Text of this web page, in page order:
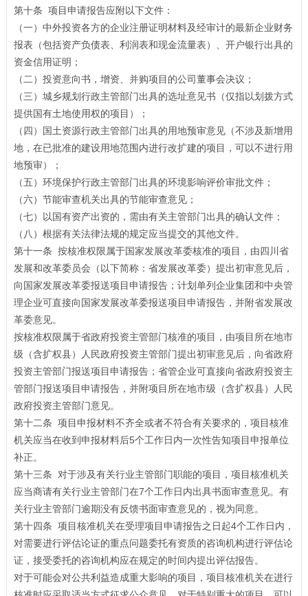
第十条 项目申请报告应附以下文件：
（一）中外投资各方的企业注册证明材料及经审计的最新企业财务
报表（包括资产负债表、利润表和现金流量表）、开户银行出具的
资金信用证明；
（二）投资意向书，增资、并购项目的公司董事会决议；
（三）城乡规划行政主管部门出具的选址意见书（仅指以划拨方式
提供国有土地使用权的项目）；
（四）国土资源行政主管部门出具的用地预审意见（不涉及新增用
地，在已批准的建设用地范围内进行改扩建的项目，可以不进行用
地预审）；
（五）环境保护行政主管部门出具的环境影响评价审批文件；
（六）节能审查机关出具的节能审查意见；
（七）以国有资产出资的，需由有关主管部门出具的确认文件；
（八）根据有关法律法规的规定应当提交的其他文件。
第十一条 按核准权限属于国家发展改革委核准的项目，由四川省
发展和改革委员会（以下简称：省发展改革委）提出初审意见后，
向国家发展改革委报送项目申请报告；计划单列企业集团和中央管
理企业可直接向国家发展改革委报送项目申请报告，并附省发展改
革委意见。
按核准权限属于省政府投资主管部门核准的项目，由项目所在地市
级（含扩权县）人民政府投资主管部门提出初审意见后，向省政府
投资主管部门报送项目申请报告；省管企业可直接向省政府投资主
管部门报送项目申请报告，并附项目所在地市级（含扩权县）人民
政府投资主管部门意见。
第十二条 项目申报材料不齐全或者不符合有关要求的，项目核准
机关应当在收到申报材料后5个工作日内一次性告知项目申报单位
补正。
第十三条 对于涉及有关行业主管部门职能的项目，项目核准机关
应当商请有关行业主管部门在7个工作日内出具书面审查意见。有
关行业主管部门逾期没有反馈书面审查意见的，视为同意。
第十四条 项目核准机关在受理项目申请报告之日起4个工作日内，
对需要进行评估论证的重点问题委托有资质的咨询机构进行评估论
证，接受委托的咨询机构应在规定的时间内提出评估报告。
对于可能会对公共利益造成重大影响的项目，项目核准机关在进行